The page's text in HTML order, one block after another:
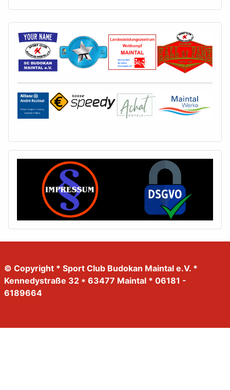
© Copyright * Sport Club Budokan Maintal e.V. *
Kennedystraße 32 * 63477 Maintal * 06181 -
6189664